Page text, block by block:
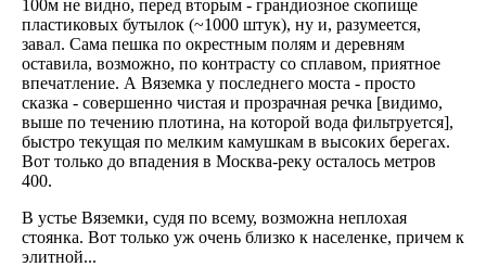
100м не видно, перед вторым - грандиозное скопище
пластиковых бутылок (~1000 штук), ну и, разумеется,
завал. Сама пешка по окрестным полям и деревням
оставила, возможно, по контрасту со сплавом, приятное
впечатление. А Вяземка у последнего моста - просто
сказка - совершенно чистая и прозрачная речка [видимо,
выше по течению плотина, на которой вода фильтруется],
быстро текущая по мелким камушкам в высоких берегах.
Вот только до впадения в Москва-реку осталось метров
400.
В устье Вяземки, судя по всему, возможна неплохая
стоянка. Вот только уж очень близко к населенке, причем к
элитной...